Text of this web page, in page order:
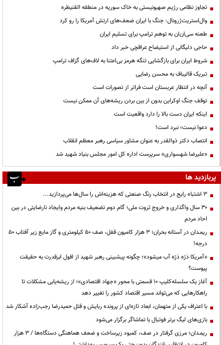
تجاوز نظامی رژیم صهیونیستی به خاک سوریه در منطقه القنیطره
وال‌استریت‌ژرونال: جنگ با ایران ضعف‌های ارتش آمریکا را رو کرد
طعنه سی‌ان‌ان به توهم ترامپ برای تسلیم ایران
حاجی دلیگانی از استیضاح عراقچی خبر داد
شروط ایران برای بازگشایی تنگه هرمز بی‌اعتنا به لاف‌های گزاف ترامپ
تبریک قالیباف به محسن رضایی
آنچه در انتظار عربستان است فراتر از تصورات است
توقف جنگ اوکراین بدون از بین بردن ریشه‌های آن ممکن نیست
اینکه ایران دست بالا را دارد واقعیت است
دعوا نیست؛ نبرد است!
انتصاب دکتر ذوالقدر به عنوان مشاور سیاسی رهبر معظم انقلاب
«علیرضا شهسواری» سرپرست اداره کل امور مجلس بنیاد شهید شد
پربازدید ها
3 اشتباه رایج در انتخاب رنگ صنعتی که هزینه‌اش را سال‌ها می‌پردازید...
۳۰ سال واگذاری و خروج ثروت ملی؛ گام دوم تضعیف بنیه مردم وایجاد نارضایتی در بین
احاد مردم
ریمـدان در آستانه بحران؛ ۳ هزار کامیون قفل، صف ۵۰ کیلومتری و گاز مایع زیر آفتاب ۵۰
درجه!
«آمریکا ذرّه ذرّه آب میشود»؛ چگونه پیشبینی رهبر شهید از افول ابرقدرت به حقیقت
پیوست؟
آغاز یک سلسله‌کلیپ ۱۰ قسمتی با محور «جهاد اقتصادی»؛ از ریشه‌یابی مشکلات تا
راهکارهایی که می‌تواند مسیر اقتصاد کشور را تغییر دهد
با اعتراف یکی از متهمان، ابعاد تازه‌ای از پرونده ربایش و قتل حمیدرضا رجب‌زاده آشکار شد
بازی‌های لیگ برتر فوتبال با تماشاگر برگزار می‌شود
ریمـدان؛ مرزی گرفتار در صف، کمبود زیرساخت و ضعف هماهنگی دستگاه‌ها / ۳ هزار